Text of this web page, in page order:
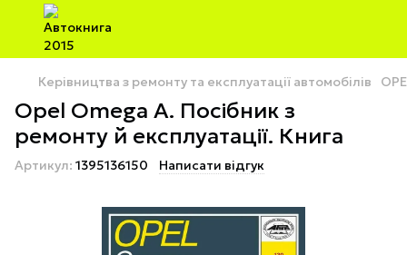
Керівництва з ремонту та експлуатації автомобілів
Opel Omega A. Посібник з
ремонту й експлуатації. Книга
Артикул: 1395136150 Написати відгук